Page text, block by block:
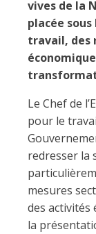
vives de la
placée
travail, des
Le Chef de
pour le
redresser la
mesures
des activités
la